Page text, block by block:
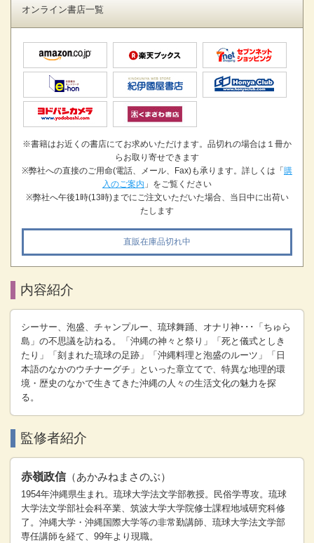
オンライン書店一覧
※書籍はお近くの書店にてお求めいただけます。品切れの場合は１冊か
らお取り寄せできます
※弊社への直接のご用命(電話、メール、Fax)も承ります。詳しくは「 購
入のご案内 」をご覧ください
※弊社へ午後1時(13時)までにご注文いただいた場合、当日中に出荷い
たします
直販在庫品切れ中
内容紹介
シーサー、泡盛、チャンプルー、琉球舞踊、オナリ神･･･「ちゅら
島」の不思議を訪ねる。「沖縄の神々と祭り」「死と儀式としき
たり」「刻まれた琉球の足跡」「沖縄料理と泡盛のルーツ」「日
本語のなかのウチナーグチ」といった章立てで、特異な地理的環
境・歴史のなかで生きてきた沖縄の人々の生活文化の魅力を探
る。
監修者紹介
赤嶺政信（あかみねまさのぶ）
1954年沖縄県生まれ。琉球大学法文学部教授。民俗学専攻。琉球
大学法文学部社会科卒業、筑波大学大学院修士課程地域研究科修
了。沖縄大学・沖縄国際大学等の非常勤講師、琉球大学法文学部
専任講師を経て、99年より現職。